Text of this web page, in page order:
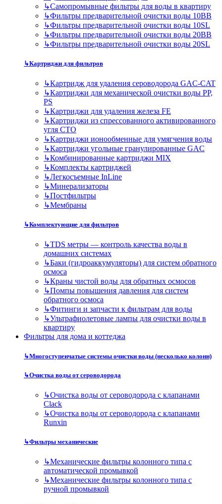
↳Самопромывные фильтры для воды в квартиру
↳Фильтры предварительной очистки воды 10BB
↳Фильтры предварительной очистки воды 10SL
↳Фильтры предварительной очистки воды 20BB
↳Фильтры предварительной очистки воды 20SL
↳Картриджи для фильтров
↳Картридж для удаления сероводорода GAC-CAT
↳Картриджи для механической очистки воды PP,
PS
↳Картриджи для удаления железа FE
↳Картриджи из спрессованного активированного
угля CTO
↳Картриджи ионообменные для умягчения воды
↳Картриджи угольные гранулированные GAC
↳Комбинированные картриджи MIX
↳Комплекты картриджей
↳Легкосъемные InLine
↳Минерализаторы
↳Постфильтры
↳Мембраны
↳Комплектующие для фильтров
↳TDS метры — контроль качества воды в
домашних системах
↳Баки (гидроаккумуляторы) для систем обратного
осмоса
↳Краны чистой воды для обратных осмосов
↳Помпы повышения давления для систем
обратного осмоса
↳Фитинги и запчасти к фильтрам для воды
↳Ультрафиолетовые лампы для очистки воды в
квартиру
Фильтры для дома и коттеджа
↳Многоступенчатые системы очистки воды (несколько колонн)
↳Очистка воды от сероводорода
↳Очистка воды от сероводорода с клапанами
Clack
↳Очистка воды от сероводорода с клапанами
Runxin
↳Фильтры механические
↳Механические фильтры колонного типа с
автоматической промывкой
↳Механические фильтры колонного типа с
ручной промывкой